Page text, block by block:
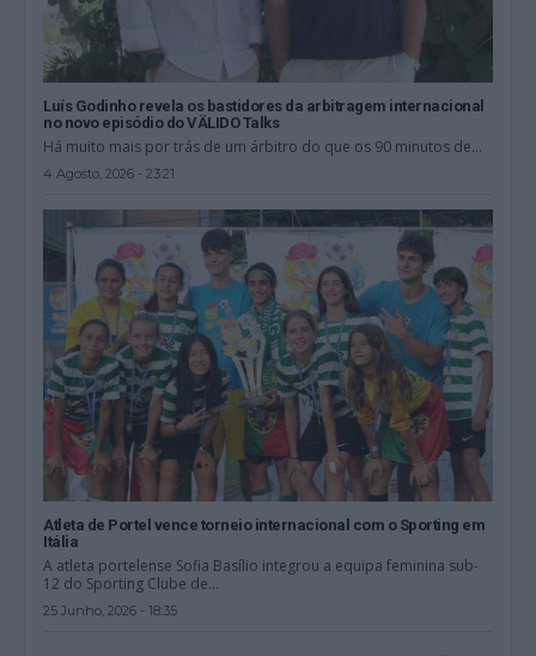
Luís Godinho revela os bastidores da arbitragem internacional
no novo episódio do VÄLIDO Talks
Há muito mais por trás de um árbitro do que os 90 minutos de...
4 Agosto, 2026 - 23:21
Atleta de Portel vence torneio internacional com o Sporting em
Itália
A atleta portelense Sofia Basílio integrou a equipa feminina sub-
12 do Sporting Clube de...
25 Junho, 2026 - 18:35